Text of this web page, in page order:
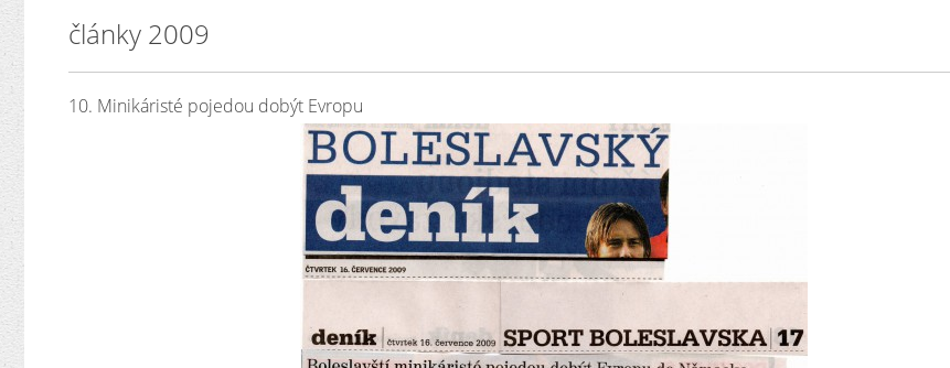
články 2009
10. Minikáristé pojedou dobýt Evropu